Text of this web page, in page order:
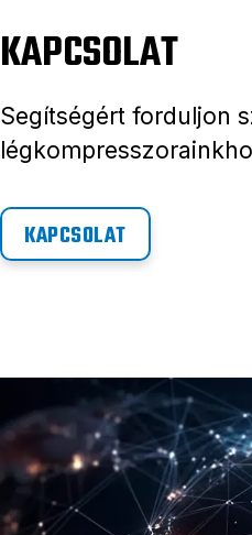
KAPCSOLAT
Segítségért forduljon
KAPCSOLAT